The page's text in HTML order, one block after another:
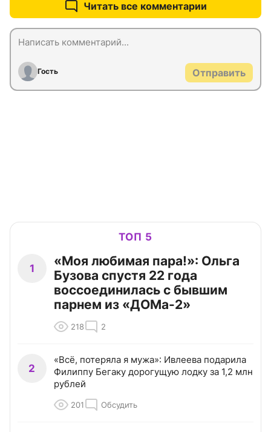
Читать все комментарии
Гость Отправить
ТОП 5
1
«Моя любимая пара!»: Ольга
Бузова спустя 22 года
воссоединилась с бывшим
парнем из «ДОМа-2»
218 2
2
«Всё, потеряла я мужа»: Ивлеева подарила
Филиппу Бегаку дорогущую лодку за 1,2 млн
рублей
201 Обсудить